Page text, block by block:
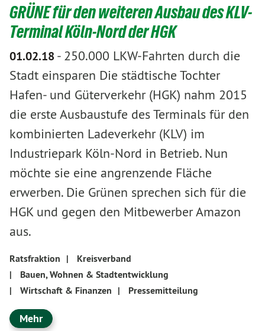
GRÜNE für den weiteren Ausbau des KLV-
Terminal Köln-Nord der HGK
01.02.18- 250.000 LKW-Fahrten durch die
Stadt einsparen Die städtische Tochter
Hafen- und Güterverkehr (HGK) nahm 2015
die erste Ausbaustufe des Terminals für den
kombinierten Ladeverkehr (KLV) im
Industriepark Köln-Nord in Betrieb. Nun
möchte sie eine angrenzende Fläche
erwerben. Die Grünen sprechen sich für die
HGK und gegen den Mitbewerber Amazon
aus.
Ratsfraktion |
Kreisverband
|
Bauen, Wohnen & Stadtentwicklung
|
Wirtschaft & Finanzen | Pressemitteilung
Mehr